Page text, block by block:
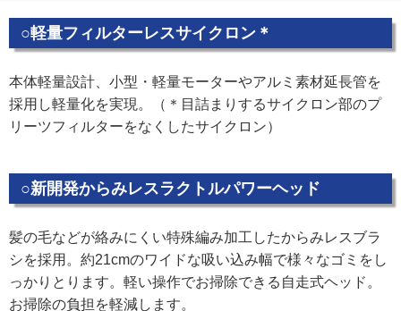
○軽量フィルターレスサイクロン＊
本体軽量設計、小型・軽量モーターやアルミ素材延長管を
採用し軽量化を実現。（＊目詰まりするサイクロン部のプ
リーツフィルターをなくしたサイクロン）
○新開発からみレスラクトルパワーヘッド
髪の毛などが絡みにくい特殊編み加工したからみレスブラ
シを採用。約21cmのワイドな吸い込み幅で様々なゴミをし
っかりとります。軽い操作でお掃除できる自走式ヘッド。
お掃除の負担を軽減します。